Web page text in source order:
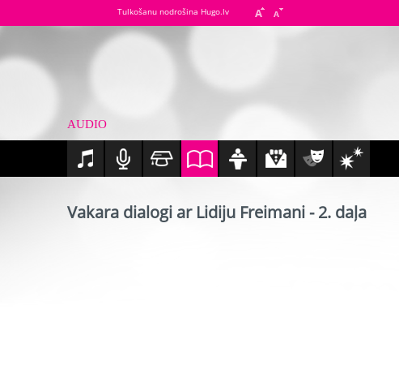
Tulkošanu nodrošina Hugo.lv
AUDIO
Vakara dialogi ar Lidiju Freimani - 2. daļa